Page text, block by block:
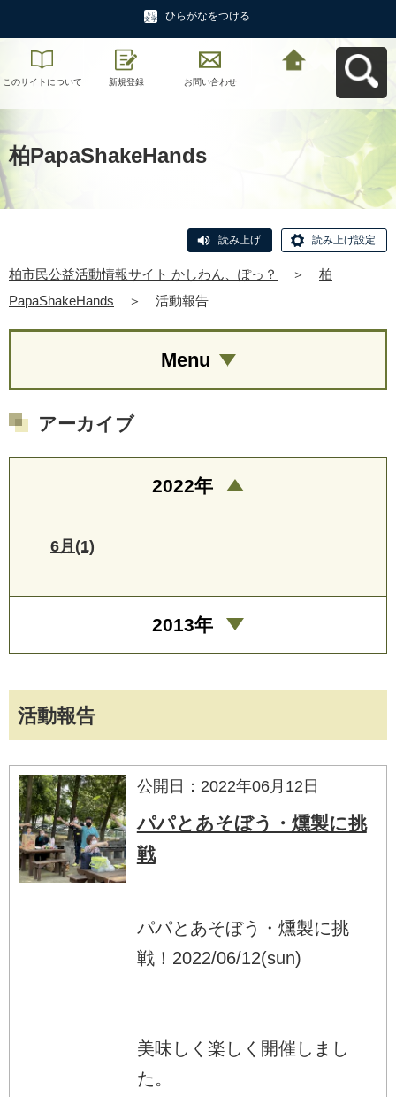
ひらがなをつける
このサイトについて 新規登録 お問い合わせ
柏PapaShakeHands
読み上げ 読み上げ設定
柏市民公益活動情報サイト かしわん、ぽっ？ ＞
柏
PapaShakeHands
＞ 活動報告
活動報告
公開日：2022年06月12日
パパとあそぼう・燻製に挑
戦
パパとあそぼう・燻製に挑
戦！2022/06/12(sun)
美味しく楽しく開催しまし
た。
Menu
アーカイブ
2022年
6月(1)
2013年